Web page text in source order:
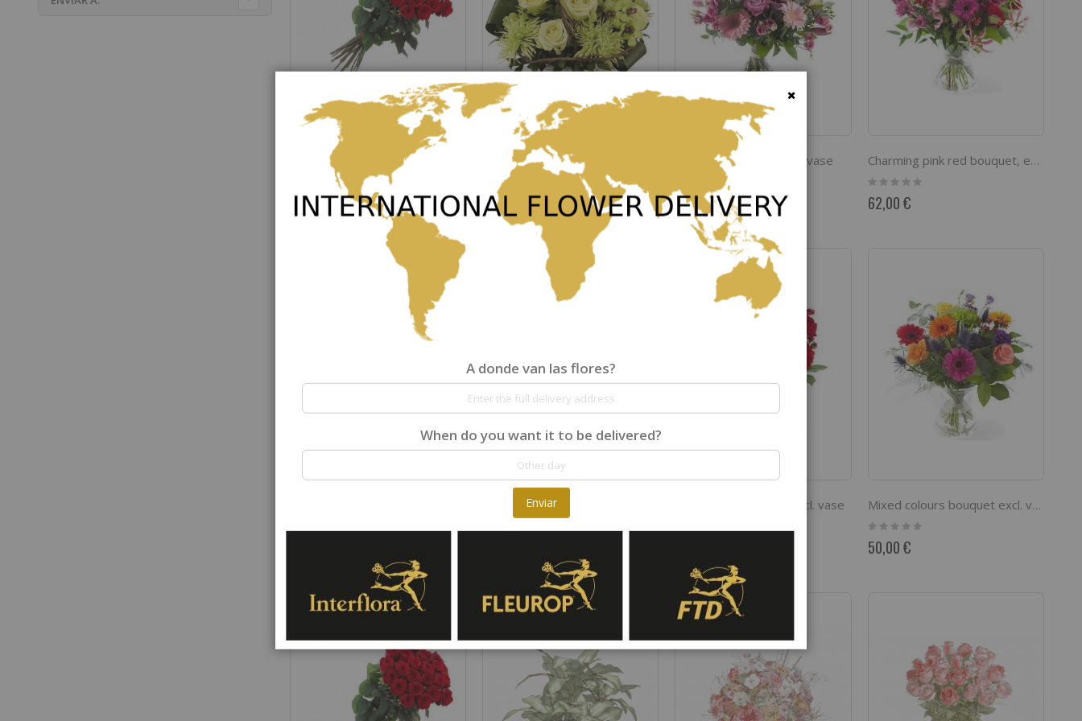
115,00 €
Vanila and Mint
Rating:
79,00 €
Tastefull bouquet, excl. vase
0%
67,00 €
Charming pink red bouquet, excl. vase
Rating:
0%
62,00 €
0% 0%
Red mixed bouquet, excl. vase
0%
Mixed colours bouquet excl. vase
Rating:
0%
50,00 €
A donde van las flores?
When do you want it to be delivered?
Enviar